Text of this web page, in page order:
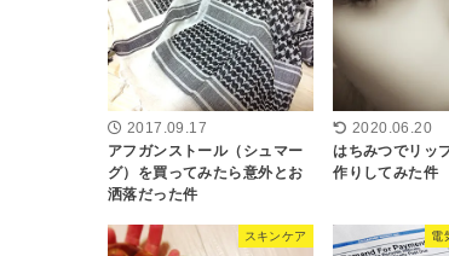
2017.09.17
アフガンストール（シュマー
グ）を買ってみたら意外とお
洒落だった件
2020.06.20
はちみつでリッ
作りしてみた件
スキンケア 電